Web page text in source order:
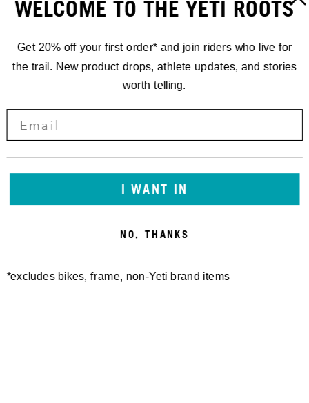
WELCOME TO THE YETI ROOTS
Get 20% off your first order* and join riders who live for
the trail. New product drops, athlete updates, and stories
worth telling.
I WANT IN
NO, THANKS
*excludes bikes, frame, non-Yeti brand items